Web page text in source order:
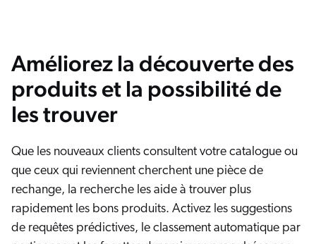
Améliorez la découverte des
produits et la possibilité de
les trouver
Que les nouveaux clients consultent votre catalogue ou
que ceux qui reviennent cherchent une pièce de
rechange, la recherche les aide à trouver plus
rapidement les bons produits. Activez les suggestions
de requêtes prédictives, le classement automatique par